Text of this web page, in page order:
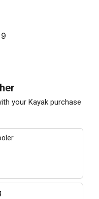
your Kayak purchase